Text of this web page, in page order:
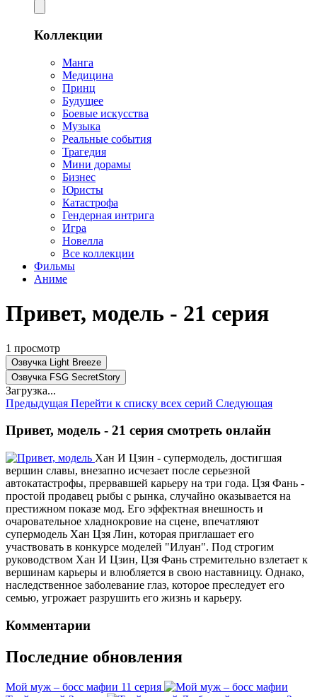
Коллекции
Манга
Медицина
Принц
Будущее
Боевые искусства
Музыка
Реальные события
Трагедия
Мини дорамы
Бизнес
Юристы
Катастрофа
Гендерная интрига
Игра
Новелла
Все коллекции
Фильмы
Аниме
Привет, модель - 21 серия
1 просмотр
Озвучка Light Breeze
Озвучка FSG SecretStory
Загрузка...
Предыдущая Перейти к списку всех серий Следующая
Привет, модель - 21 серия смотреть онлайн
Хан И Цзин - супермодель, достигшая
вершин славы, внезапно исчезает после серьезной
автокатастрофы, прервавшей карьеру на три года. Цзя Фань -
простой продавец рыбы с рынка, случайно оказывается на
престижном показе мод. Его эффектная внешность и
очаровательное хладнокровие на сцене, впечатляют
супермодель Хан Цзя Лин, которая приглашает его
участвовать в конкурсе моделей "Илуан". Под строгим
руководством Хан И Цзин, Цзя Фань стремительно взлетает к
вершинам карьеры и влюбляется в свою наставницу. Однако,
наследственное заболевание глаз, которое преследует его
семью, угрожает разрушить его жизнь и карьеру.
Комментарии
Последние обновления
Мой муж – босс мафии 11 серия